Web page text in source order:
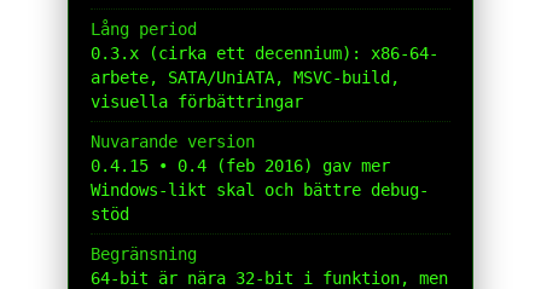
Lång period
0.3.x (cirka ett decennium): x86-64-
arbete, SATA/UniATA, MSVC-build,
visuella förbättringar
Nuvarande version
0.4.15 • 0.4 (feb 2016) gav mer
Windows-likt skal och bättre debug-
stöd
Begränsning
64-bit är nära 32-bit i funktion, men